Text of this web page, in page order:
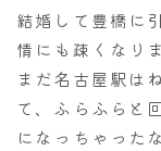
結婚して豊橋に
情にも疎くなり
まだ名古屋駅は
て、ふらふらと
になっちゃった